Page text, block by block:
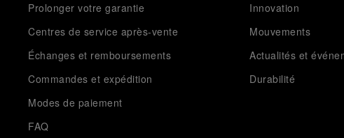
Prolonger votre garantie
Centres de service après-vente
Échanges et remboursements
Commandes et expédition
Modes de paiement
FAQ
Innovation
Mouvements
Actualités et
Durabilité